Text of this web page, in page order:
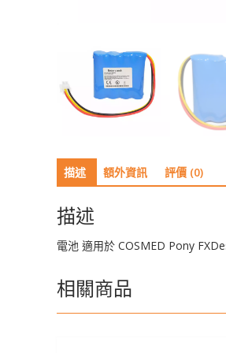
描述 額外資訊 評價 (0)
描述
電池 適用於 COSMED Pony
相關商品